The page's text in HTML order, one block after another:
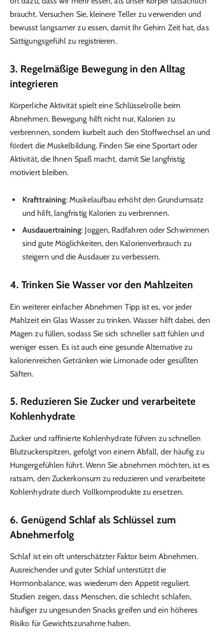
braucht. Versuchen Sie, kleinere Teller zu verwenden und
bewusst langsamer zu essen, damit Ihr Gehirn Zeit hat, das
Sättigungsgefühl zu registrieren.
3. Regelmäßige Bewegung in den Alltag
integrieren
Körperliche Aktivität spielt eine Schlüsselrolle beim
Abnehmen. Bewegung hilft nicht nur, Kalorien zu
verbrennen, sondern kurbelt auch den Stoffwechsel an und
fördert die Muskelbildung. Finden Sie eine Sportart oder
Aktivität, die Ihnen Spaß macht, damit Sie langfristig
motiviert bleiben.
Krafttraining: Muskelaufbau erhöht den Grundumsatz
und hilft, langfristig Kalorien zu verbrennen.
Ausdauertraining: Joggen, Radfahren oder Schwimmen
sind gute Möglichkeiten, den Kalorienverbrauch zu
steigern und die Ausdauer zu verbessern.
4. Trinken Sie Wasser vor den Mahlzeiten
Ein weiterer einfacher Abnehmen Tipp ist es, vor jeder
Mahlzeit ein Glas Wasser zu trinken. Wasser hilft dabei, den
Magen zu füllen, sodass Sie sich schneller satt fühlen und
weniger essen. Es ist auch eine gesunde Alternative zu
kalorienreichen Getränken wie Limonade oder gesüßten
Säften.
5. Reduzieren Sie Zucker und verarbeitete
Kohlenhydrate
Zucker und raffinierte Kohlenhydrate führen zu schnellen
Blutzuckerspitzen, gefolgt von einem Abfall, der häufig zu
Hungergefühlen führt. Wenn Sie abnehmen möchten, ist es
ratsam, den Zuckerkonsum zu reduzieren und verarbeitete
Kohlenhydrate durch Vollkornprodukte zu ersetzen.
6. Genügend Schlaf als Schlüssel zum
Abnehmerfolg
Schlaf ist ein oft unterschätzter Faktor beim Abnehmen.
Ausreichender und guter Schlaf unterstützt die
Hormonbalance, was wiederum den Appetit reguliert.
Studien zeigen, dass Menschen, die schlecht schlafen,
häufiger zu ungesunden Snacks greifen und ein höheres
Risiko für Gewichtszunahme haben.